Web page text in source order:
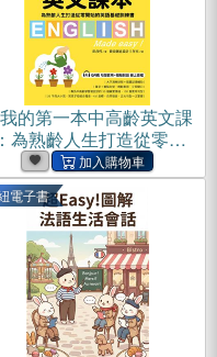
我的第一本中高齡英文課
為熟齡人生打造從零開
英語基礎訓練書(電子書)
電子書